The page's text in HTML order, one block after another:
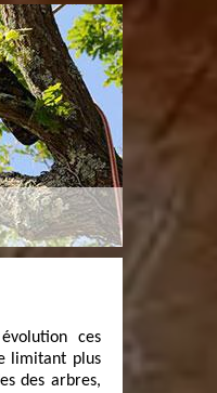
ces
limitant plus
des arbres,